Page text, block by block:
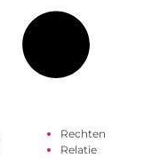
Rechten
Relatie